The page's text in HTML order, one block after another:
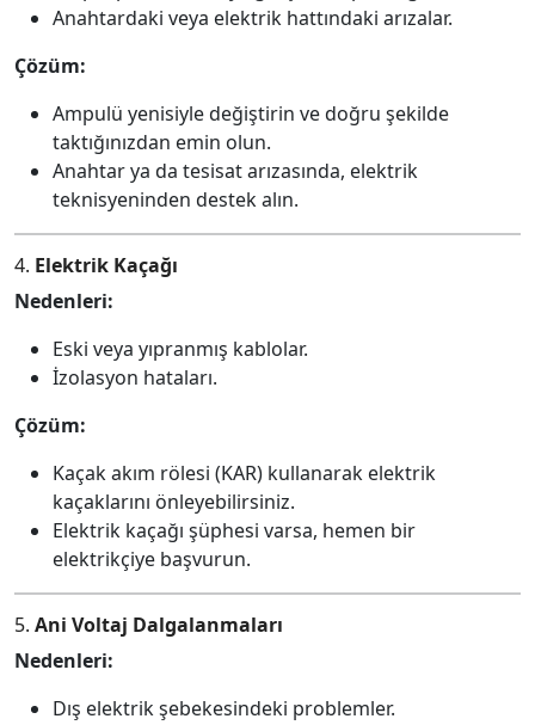
Anahtardaki veya elektrik hattındaki arızalar.
Çözüm:
Ampulü yenisiyle değiştirin ve doğru şekilde
taktığınızdan emin olun.
Anahtar ya da tesisat arızasında, elektrik
teknisyeninden destek alın.
4. Elektrik Kaçağı
Nedenleri:
Eski veya yıpranmış kablolar.
İzolasyon hataları.
Çözüm:
Kaçak akım rölesi (KAR) kullanarak elektrik
kaçaklarını önleyebilirsiniz.
Elektrik kaçağı şüphesi varsa, hemen bir
elektrikçiye başvurun.
5. Ani Voltaj Dalgalanmaları
Nedenleri:
Dış elektrik şebekesindeki problemler.